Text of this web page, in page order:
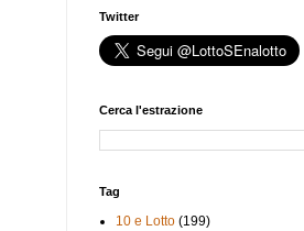
Twitter
Cerca l'estrazione
Tag
10 e Lotto (199)